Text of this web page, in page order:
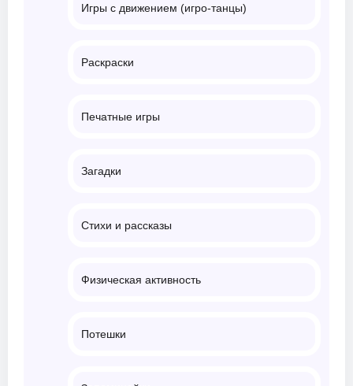
Игры с движением (игро-танцы)
Раскраски
Печатные игры
Загадки
Стихи и рассказы
Физическая активность
Потешки